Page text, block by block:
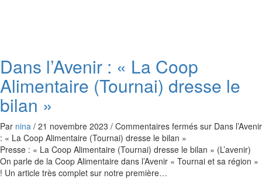
Dans l’Avenir : « La Coop
Alimentaire (Tournai) dresse le
bilan »
Par nina / 21 novembre 2023 / Commentaires fermés sur Dans l’Avenir
: « La Coop Alimentaire (Tournai) dresse le bilan »
Presse : « La Coop Alimentaire (Tournai) dresse le bilan » (L’avenir)
On parle de la Coop Alimentaire dans l’Avenir « Tournai et sa région »
! Un article très complet sur notre première…